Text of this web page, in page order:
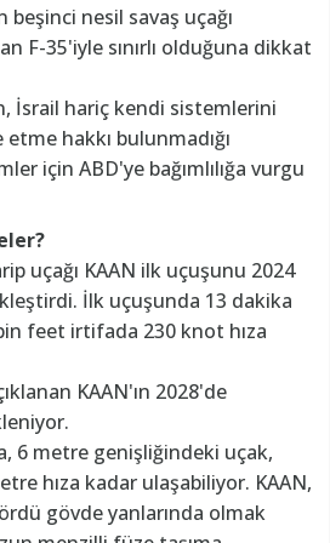
beşinci nesil savaş uçağı
F-35'iyle sınırlı olduğuna dikkat
İsrail hariç kendi sistemlerini
hakkı bulunmadığı
için ABD'ye bağımlılığa vurgu
uçağı KAAN ilk uçuşunu 2024
İlk uçuşunda 13 dakika
feet irtifada 230 knot hıza
KAAN'ın 2028'de
6 metre genişliğindeki uçak,
hıza kadar ulaşabiliyor. KAAN,
gövde yanlarında olmak